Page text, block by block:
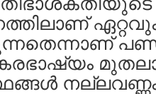
നല്ലവണ്ണം